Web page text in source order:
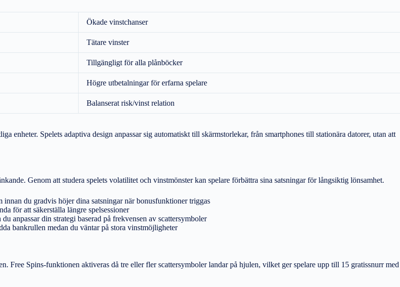
Ökade vinstchanser
Tätare vinster
Tillgängligt för alla plånböcker
Högre utbetalningar för erfarna spelare
Balanserat risk/vinst relation
enheter. Spelets adaptiva design anpassar sig automatiskt till skärmstorlekar, från smartphones till stationära datorer, utan att
Genom att studera spelets volatilitet och vinstmönster kan spelare förbättra sina satsningar för långsiktig lönsamhet.
innan du gradvis höjer dina satsningar när bonusfunktioner triggas
för att säkerställa längre spelsessioner
anpassar din strategi baserad på frekvensen av scattersymboler
bankrullen medan du väntar på stora vinstmöjligheter
Free Spins-funktionen aktiveras då tre eller fler scattersymboler landar på hjulen, vilket ger spelare upp till 15 gratissnurr med